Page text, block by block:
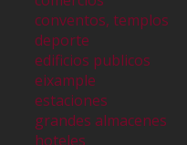
conventos, templos
deporte
edificios publicos
eixample
estaciones
grandes almacenes
hoteles